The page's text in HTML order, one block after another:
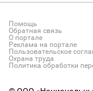
Помощь
Обратная связь
О портале
Реклама на портале
Пользовательское
Охрана труда
Политика обработки